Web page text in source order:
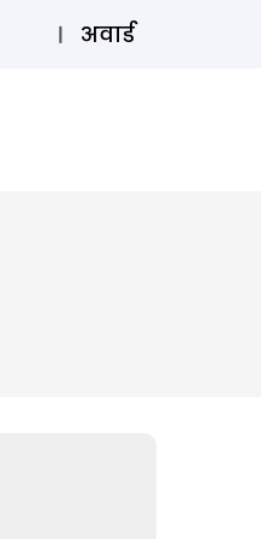
SUBSCRIBE
अवार्ड